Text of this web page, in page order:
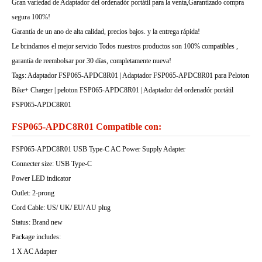
Gran variedad de Adaptador del ordenadór portátil para la venta,Garantizado compra
segura 100%!
Garantía de un ano de alta calidad, precios bajos. y la entrega rápida!
Le brindamos el mejor servicio Todos nuestros productos son 100% compatibles ,
garantía de reembolsar por 30 días, completamente nueva!
Tags: Adaptador FSP065-APDC8R01 | Adaptador FSP065-APDC8R01 para Peloton
Bike+ Charger | peloton FSP065-APDC8R01 | Adaptador del ordenadór portátil
FSP065-APDC8R01
FSP065-APDC8R01 Compatible con:
FSP065-APDC8R01 USB Type-C AC Power Supply Adapter
Connecter size: USB Type-C
Power LED indicator
Outlet: 2-prong
Cord Cable: US/ UK/ EU/ AU plug
Status: Brand new
Package includes:
1 X AC Adapter